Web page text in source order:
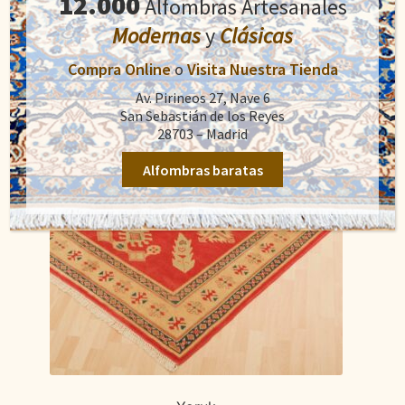
726,00€.
420,00€.
Alfombras Artesanales
ModernasyClásicas
Compra OnlineoVisita Nuestra Tienda
Av. Pirineos 27, Nave 6
San Sebastián de los Reyes
28703 – Madrid
Alfombras baratas